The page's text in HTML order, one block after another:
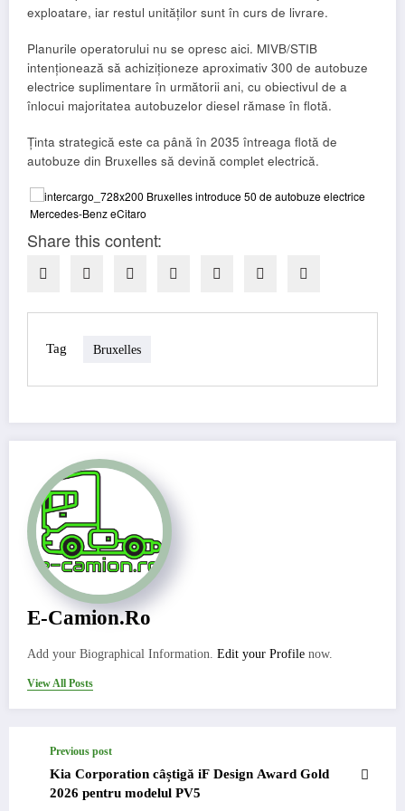
exploatare, iar restul unităților sunt în curs de livrare.
Planurile operatorului nu se opresc aici. MIVB/STIB
intenționează să achiziționeze aproximativ 300 de autobuze
electrice suplimentare în următorii ani, cu obiectivul de a
înlocui majoritatea autobuzelor diesel rămase în flotă.
Ținta strategică este ca până în 2035 întreaga flotă de
autobuze din Bruxelles să devină complet electrică.
Share this content:
Tag Bruxelles
E-Camion.ro
Add your Biographical Information. Edit your Profile now.
View All Posts
Previous post
Kia Corporation câștigă iF Design Award Gold
2026 pentru modelul PV5